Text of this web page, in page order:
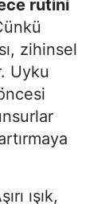
rutini
zihinsel
Uyku
ışık,